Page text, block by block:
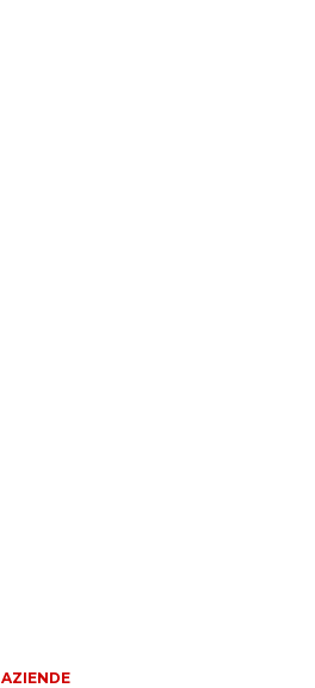
AZIENDE